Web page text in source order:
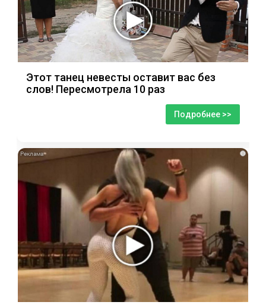
Этот танец невесты оставит вас без
слов! Пересмотрела 10 раз
Подробнее >>
i